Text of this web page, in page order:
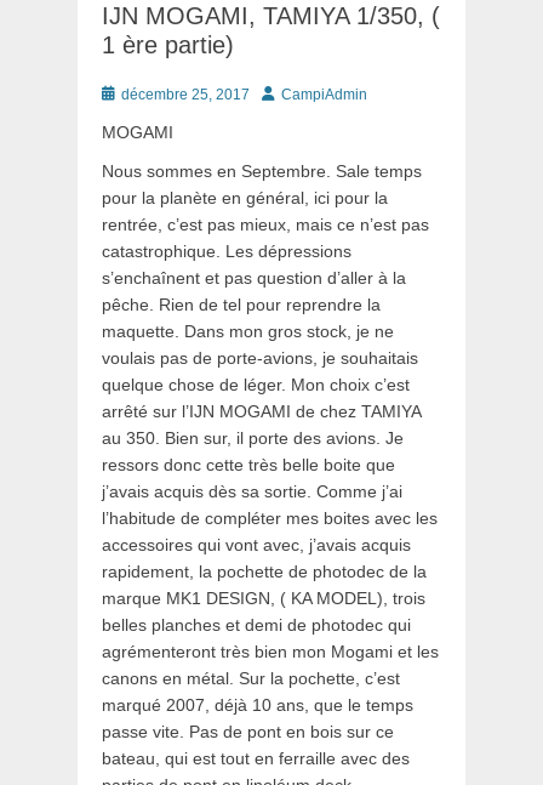
IJN MOGAMI, TAMIYA 1/350, (
1 ère partie)
Postédécembre 25, 2017 AuteurCampiAdmin
MOGAMI
Nous sommes en Septembre. Sale temps
pour la planète en général, ici pour la
rentrée, c’est pas mieux, mais ce n’est pas
catastrophique. Les dépressions
s’enchaînent et pas question d’aller à la
pêche. Rien de tel pour reprendre la
maquette. Dans mon gros stock, je ne
voulais pas de porte-avions, je souhaitais
quelque chose de léger. Mon choix c’est
arrêté sur l’IJN MOGAMI de chez TAMIYA
au 350. Bien sur, il porte des avions. Je
ressors donc cette très belle boite que
j’avais acquis dès sa sortie. Comme j’ai
l’habitude de compléter mes boites avec les
accessoires qui vont avec, j’avais acquis
rapidement, la pochette de photodec de la
marque MK1 DESIGN, ( KA MODEL), trois
belles planches et demi de photodec qui
agrémenteront très bien mon Mogami et les
canons en métal. Sur la pochette, c’est
marqué 2007, déjà 10 ans, que le temps
passe vite. Pas de pont en bois sur ce
bateau, qui est tout en ferraille avec des